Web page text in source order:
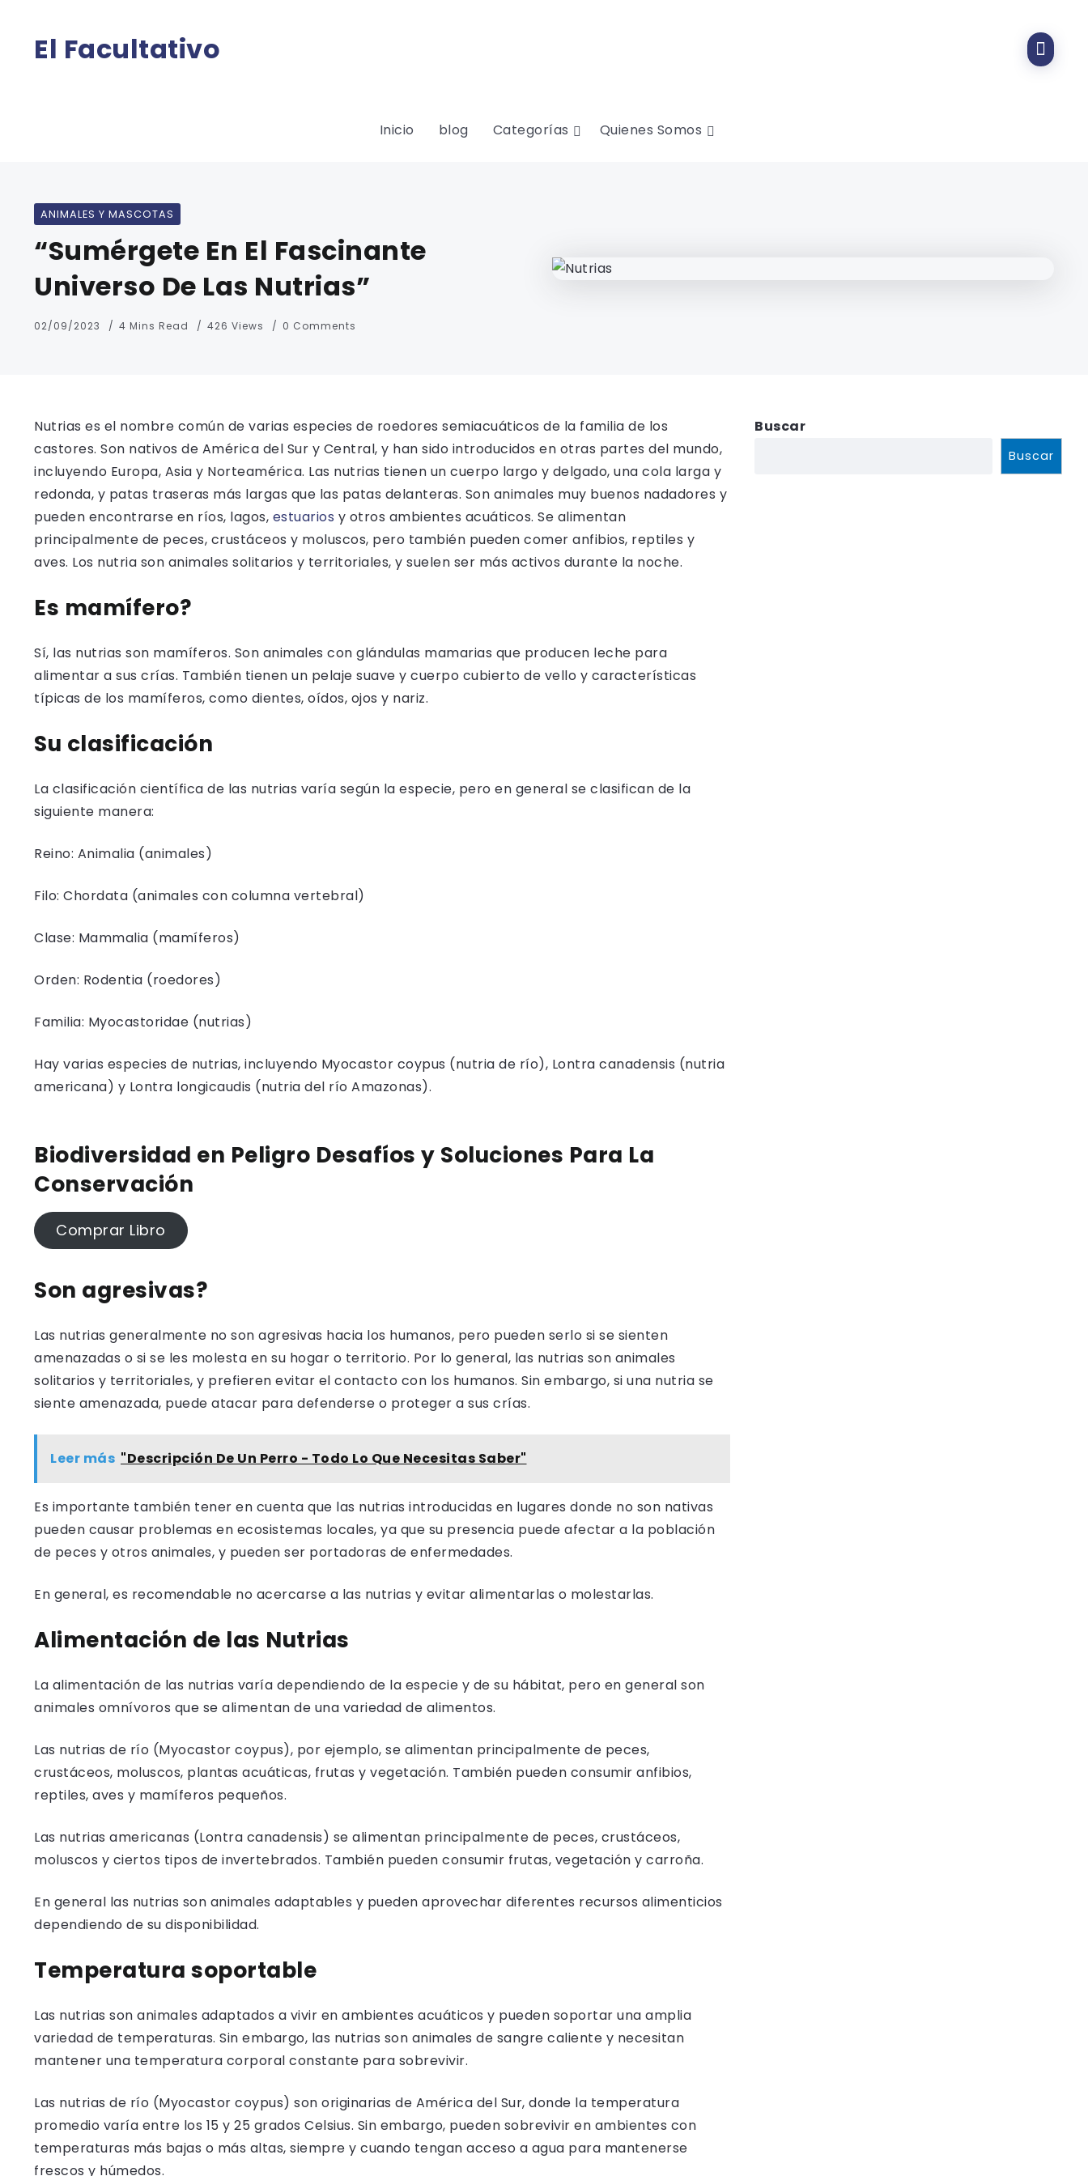
El Facultativo
Inicio blog Categorías Quienes Somos
ANIMALES Y MASCOTAS
“Sumérgete En El Fascinante
Universo De Las Nutrias”
02/09/2023 4 Mins Read 426 Views 0 Comments
Nutrias es el nombre común de varias especies de roedores semiacuáticos de la familia de los
castores. Son nativos de América del Sur y Central, y han sido introducidos en otras partes del mundo,
incluyendo Europa, Asia y Norteamérica. Las nutrias tienen un cuerpo largo y delgado, una cola larga y
redonda, y patas traseras más largas que las patas delanteras. Son animales muy buenos nadadores y
pueden encontrarse en ríos, lagos, estuarios y otros ambientes acuáticos. Se alimentan
principalmente de peces, crustáceos y moluscos, pero también pueden comer anfibios, reptiles y
aves. Los nutria son animales solitarios y territoriales, y suelen ser más activos durante la noche.
Es mamífero?
Sí, las nutrias son mamíferos. Son animales con glándulas mamarias que producen leche para
alimentar a sus crías. También tienen un pelaje suave y cuerpo cubierto de vello y características
típicas de los mamíferos, como dientes, oídos, ojos y nariz.
Su clasificación
La clasificación científica de las nutrias varía según la especie, pero en general se clasifican de la
siguiente manera:
Reino: Animalia (animales)
Filo: Chordata (animales con columna vertebral)
Clase: Mammalia (mamíferos)
Orden: Rodentia (roedores)
Familia: Myocastoridae (nutrias)
Hay varias especies de nutrias, incluyendo Myocastor coypus (nutria de río), Lontra canadensis (nutria
americana) y Lontra longicaudis (nutria del río Amazonas).
Biodiversidad en Peligro Desafíos y Soluciones Para La
Conservación
Comprar Libro
Son agresivas?
Las nutrias generalmente no son agresivas hacia los humanos, pero pueden serlo si se sienten
amenazadas o si se les molesta en su hogar o territorio. Por lo general, las nutrias son animales
solitarios y territoriales, y prefieren evitar el contacto con los humanos. Sin embargo, si una nutria se
siente amenazada, puede atacar para defenderse o proteger a sus crías.
Leer más "Descripción De Un Perro - Todo Lo Que Necesitas Saber"
Es importante también tener en cuenta que las nutrias introducidas en lugares donde no son nativas
pueden causar problemas en ecosistemas locales, ya que su presencia puede afectar a la población
de peces y otros animales, y pueden ser portadoras de enfermedades.
En general, es recomendable no acercarse a las nutrias y evitar alimentarlas o molestarlas.
Alimentación de las Nutrias
La alimentación de las nutrias varía dependiendo de la especie y de su hábitat, pero en general son
animales omnívoros que se alimentan de una variedad de alimentos.
Las nutrias de río (Myocastor coypus), por ejemplo, se alimentan principalmente de peces,
crustáceos, moluscos, plantas acuáticas, frutas y vegetación. También pueden consumir anfibios,
reptiles, aves y mamíferos pequeños.
Las nutrias americanas (Lontra canadensis) se alimentan principalmente de peces, crustáceos,
moluscos y ciertos tipos de invertebrados. También pueden consumir frutas, vegetación y carroña.
En general las nutrias son animales adaptables y pueden aprovechar diferentes recursos alimenticios
dependiendo de su disponibilidad.
Temperatura soportable
Las nutrias son animales adaptados a vivir en ambientes acuáticos y pueden soportar una amplia
variedad de temperaturas. Sin embargo, las nutrias son animales de sangre caliente y necesitan
mantener una temperatura corporal constante para sobrevivir.
Las nutrias de río (Myocastor coypus) son originarias de América del Sur, donde la temperatura
promedio varía entre los 15 y 25 grados Celsius. Sin embargo, pueden sobrevivir en ambientes con
temperaturas más bajas o más altas, siempre y cuando tengan acceso a agua para mantenerse
frescos y húmedos.
Buscar
Buscar